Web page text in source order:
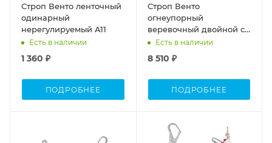
Строп Венто ленточный
одинарный
нерегулируемый A11
Есть в наличии
1 360 ₽
ПОДРОБНЕЕ
Строп Венто
огнеупорный
веревочный двойной с
амортизатором аК22
Есть в наличии
8 510 ₽
ПОДРОБНЕЕ